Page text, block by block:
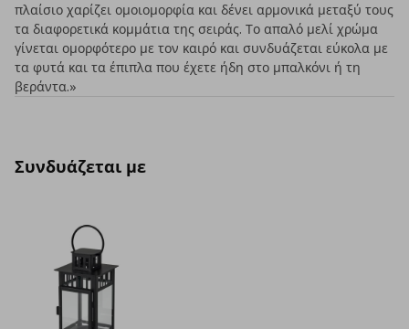
πλαίσιο χαρίζει ομοιομορφία και δένει αρμονικά μεταξύ τους
τα διαφορετικά κομμάτια της σειράς. Το απαλό μελί χρώμα
γίνεται ομορφότερο με τον καιρό και συνδυάζεται εύκολα με
τα φυτά και τα έπιπλα που έχετε ήδη στο μπαλκόνι ή τη
βεράντα.»
Συνδυάζεται με